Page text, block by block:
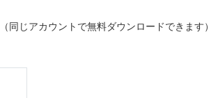
（同じアカウントで無料ダウンロードできます）